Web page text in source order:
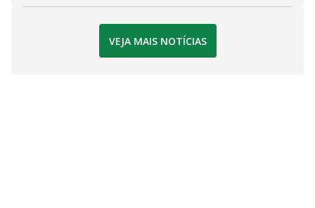
VEJA MAIS NOTÍCIAS